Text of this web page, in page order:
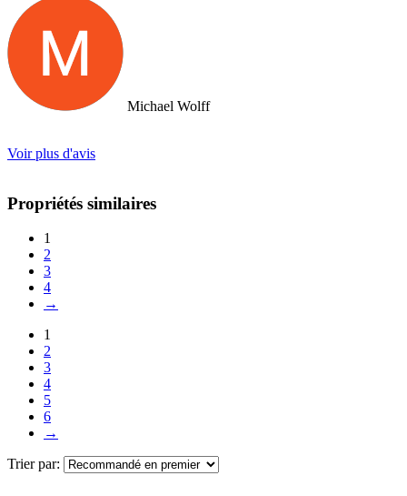
Michael Wolff
Voir plus d'avis
Propriétés similaires
1
2
3
4
→
1
2
3
4
5
6
→
Trier par: